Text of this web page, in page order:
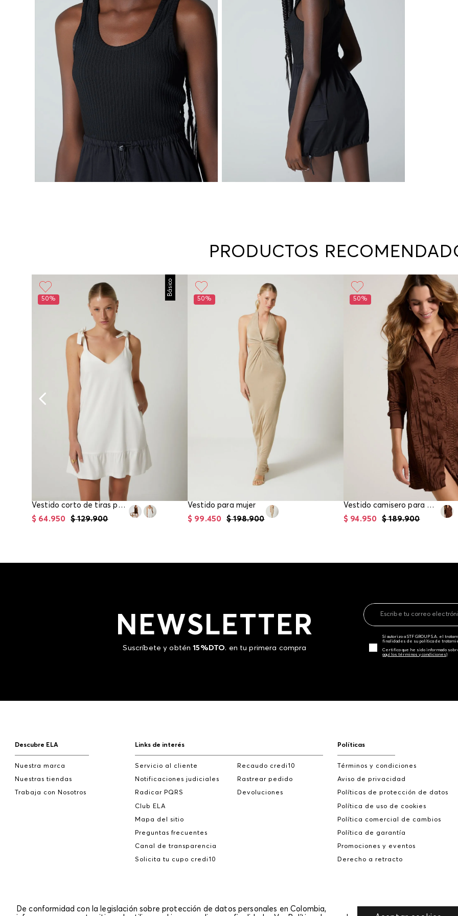
Otros:
En
PRODUCTOS
Básico
50%
Vestido corto de tiras para mujer
$ 129.900
$ 64.950
50%
Vestido para mujer
$ 198.900
$ 99.450
50%
Vestido camisero para mujer
$ 189.900
$ 94.950
NEWSLETTER
Suscríbete y obtén15%DTO. en tu primera compra
Sí autorizo a STF GROUP S.A. el
finalidades de su política de
Certifico que he sido informado
aquí los términos y condiciones)
Descubre ELA
Nuestra marca
Nuestras tiendas
Trabaja con Nosotros
Links de interés
Servicio al cliente
Notificaciones judiciales
Radicar PQRS
Club ELA
Mapa del sitio
Preguntas frecuentes
Canal de transparencia
Solicita tu cupo credi10
Recaudo credi10
Rastrear pedido
Devoluciones
Políticas
Términos y condiciones
Aviso de privacidad
Políticas de protección de datos
Política de uso de cookies
Política comercial de cambios
Política de garantía
Promociones y eventos
Derecho a retracto
De conformidad con la legislación sobre protección de datos personales en Colombia,